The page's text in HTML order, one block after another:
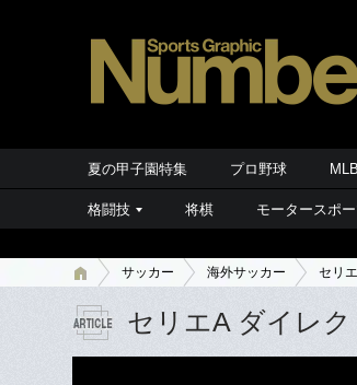
夏の甲子園特集 プロ野球 MLB
格闘技 将棋 モータースポ
サッカー 海外サッカー セリ
セリエA ダイレク